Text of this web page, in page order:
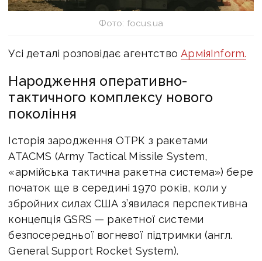
Фото: focus.ua
Усі деталі розповідає агентствоАрміяInform.
Народження оперативно-
тактичного комплексу нового
покоління
Історія зародження ОТРК з ракетами
ATACMS (Army Tactical Missile System,
«армійська тактична ракетна система») бере
початок ще в середині 1970 років, коли у
збройних силах США з’явилася перспективна
концепція GSRS — ракетної системи
безпосередньої вогневої підтримки (англ.
General Support Rocket System).